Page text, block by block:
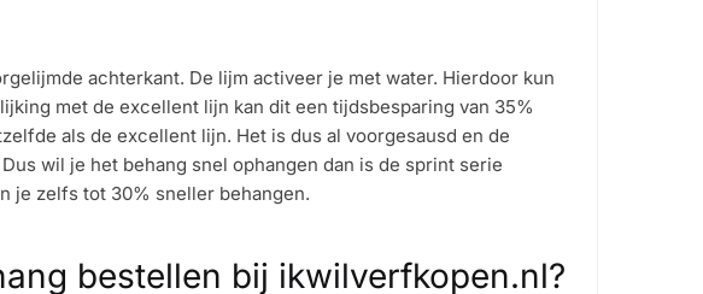
achterkant. De lijm activeer je met water. Hierdoor kun
met de excellent lijn kan dit een tijdsbesparing van 35%
als de excellent lijn. Het is dus al voorgesausd en de
wil je het behang snel ophangen dan is de sprint serie
je zelfs tot 30% sneller behangen.
bestellen bij ikwilverfkopen.nl?